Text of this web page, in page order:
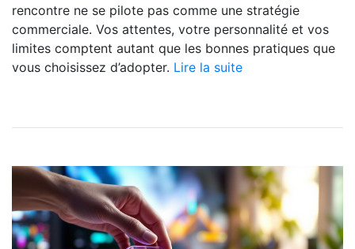
rencontre ne se pilote pas comme une stratégie
commerciale. Vos attentes, votre personnalité et vos
limites comptent autant que les bonnes pratiques que
vous choisissez d’adopter. Lire la suite